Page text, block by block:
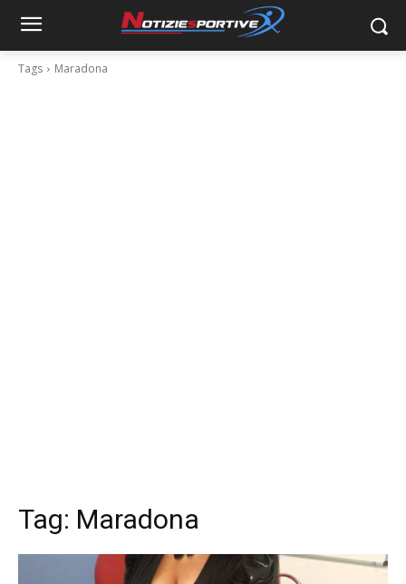
Tags Maradona
Tag: Maradona